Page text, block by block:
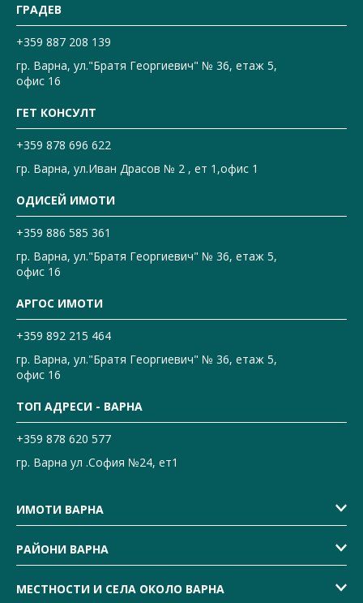
ГРАДЕВ
+359 887 208 139
гр. Варна, ул."Братя Георгиевич" № 36, етаж 5,
офис 16
ГЕТ КОНСУЛТ
+359 878 696 622
гр. Варна, ул.Иван Драсов № 2 , ет 1,офис 1
ОДИСЕЙ ИМОТИ
+359 886 585 361
гр. Варна, ул."Братя Георгиевич" № 36, етаж 5,
офис 16
АРГОС ИМОТИ
+359 892 215 464
гр. Варна, ул."Братя Георгиевич" № 36, етаж 5,
офис 16
ТОП АДРЕСИ - ВАРНА
+359 878 620 577
гр. Варна ул .София №24, ет1
ИМОТИ ВАРНА
РАЙОНИ ВАРНА
МЕСТНОСТИ И СЕЛА ОКОЛО ВАРНА